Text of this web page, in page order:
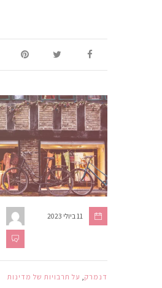
11 ביולי 2023
דנמרק על תרבויות של מדינות